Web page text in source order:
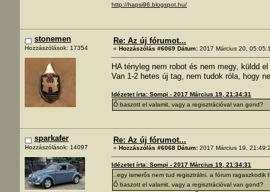
http://hapsi96.blogspot.hu/
stonemen
Hozzászólások: 17354
Re: Az új fórumot...
« Hozzászólás #6069 Dátum: 2017 Március 20,
HA tényleg nem robot és nem megy, küldd
Van 1-2 hetes új tag, nem tudok róla, hogy
Idézetet írta: Sompi - 2017 Március 19, 21:34:31
Ő baszott el valamit, vagy a regisztrációval van gond?
sparkafer
Hozzászólások: 14097
Re: Az új fórumot...
« Hozzászólás #6068 Dátum: 2017 Március 19,
Idézetet írta: Sompi - 2017 Március 19, 21:34:31
..egy ismerős nem tud regisztrálni. a fórum ragaszkodik
Ő baszott el valamit, vagy a regisztrációval van gond?